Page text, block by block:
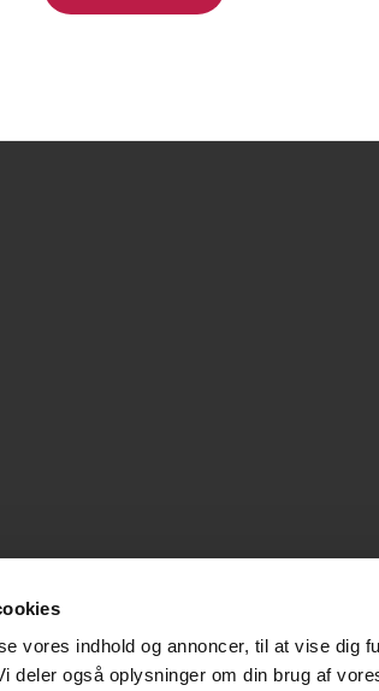
vores indhold og annoncer, til at vise dig
deler også oplysninger om din brug af